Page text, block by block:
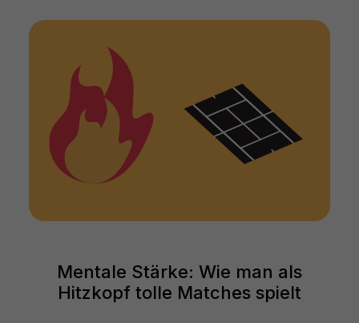
Mentale Stärke: Wie man als
Hitzkopf tolle Matches spielt